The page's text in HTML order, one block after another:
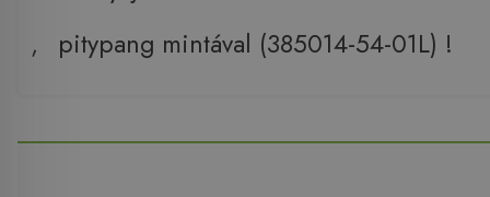
,
pitypang mintával (385014-54-01L) !